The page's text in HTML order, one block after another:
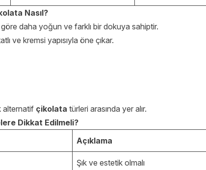
Nasıl?
daha yoğun ve farklı bir dokuya sahiptir.
ve kremsi yapısıyla öne çıkar.
alternatif çikolata türleri arasında yer alır.
Dikkat Edilmeli?
Açıklama
Şık ve estetik olmalı